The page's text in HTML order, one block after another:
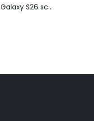
Samsung Galaxy S26 scherm herstelling